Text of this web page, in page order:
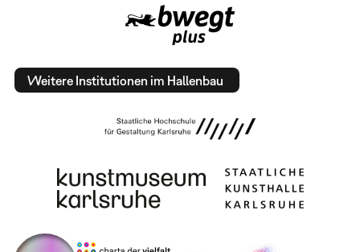
Weitere Institutionen im Hallenbau